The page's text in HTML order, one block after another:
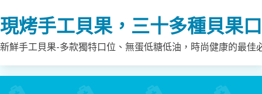
to
content
現烤手工貝果，三十多種貝果
新鮮手工貝果-多款獨特口位、無蛋低糖低油，時尚健康的最